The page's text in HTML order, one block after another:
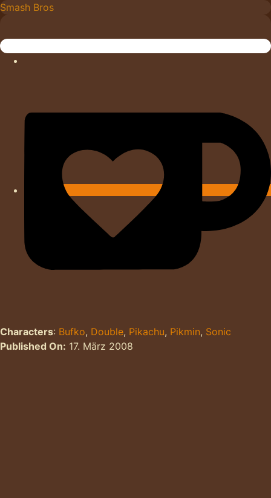
Skip
content
Smash Bros
Characters: Bufko, Double, Pikachu, Pikmin, Sonic
Published On: 17. März 2008